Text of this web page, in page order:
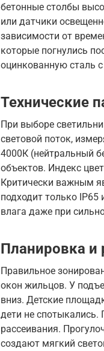
бетонные столбы
или датчики
зависимости от
которые погнулись
оцинкованную сталь
Технические
При выборе
световой поток,
4000К (нейтральный
объектов. Индекс
Критически важным
подходит только IP65
влага даже при
Планировка и
Правильное
окон жильцов. У
вниз. Детские
дети не
рассеивания.
создают мягкий